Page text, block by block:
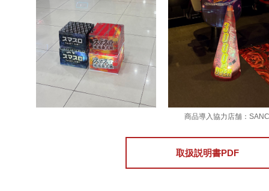
商品導入協力店舗：
取扱説明書PDF